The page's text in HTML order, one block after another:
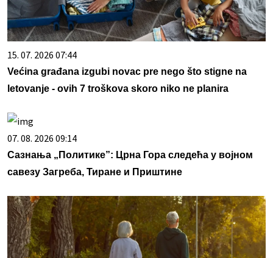
15. 07. 2026 07:44
Većina građana izgubi novac pre nego što stigne na
letovanje - ovih 7 troškova skoro niko ne planira
07. 08. 2026 09:14
Сазнања „Политике”: Црна Гора следећа у војном
савезу Загреба, Тиране и Приштине